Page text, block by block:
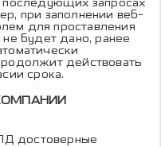
последующих запросах
при заполнении веб-
для проставления
не будет дано, ранее
действовать
срока.
достоверные